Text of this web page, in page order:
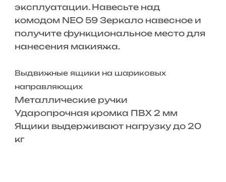
эксплуатации. Навесьте над
комодом NEO 59 Зеркало навесное и
получите функциональное место для
нанесения макияжа.
Выдвижные ящики на шариковых
направляющих
Металлические ручки
Ударопрочная кромка ПВХ 2 мм
Ящики выдерживают нагрузку до 20
кг